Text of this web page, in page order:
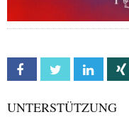
Facebook Twitter Linkedin
UNTERSTÜTZUNG